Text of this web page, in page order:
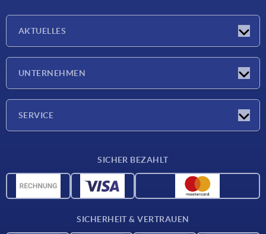
AKTUELLES
UNTERNEHMEN
SERVICE
CAD-Daten
SICHER BEZAHLT
SICHERHEIT & VERTRAUEN